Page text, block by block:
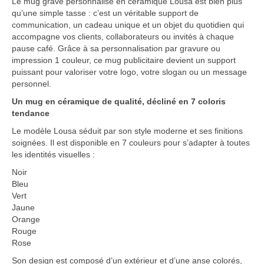
Vêtement Haute Visibilité
Contact
qu’une simple tasse : c’est un véritable support de
communication, un cadeau unique et un objet du quotidien qui
accompagne vos clients, collaborateurs ou invités à chaque
pause café. Grâce à sa personnalisation par gravure ou
impression 1 couleur, ce mug publicitaire devient un support
puissant pour valoriser votre logo, votre slogan ou un message
personnel.
Un mug en céramique de qualité, décliné en 7 coloris
tendance
Le modèle Lousa séduit par son style moderne et ses finitions
soignées. Il est disponible en 7 couleurs pour s’adapter à toutes
les identités visuelles :
Noir
Bleu
Vert
Jaune
Orange
Rouge
Rose
Son design est composé d’un extérieur et d’une anse colorés,